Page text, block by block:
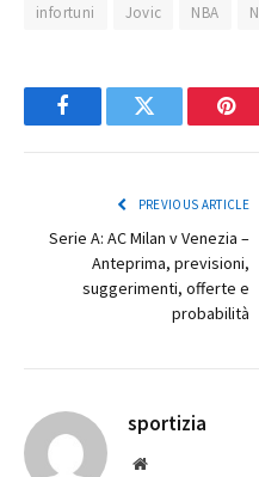
infortuni
Jovic NBA
FacebookTwitter
PREVIOUS ARTICLE
Serie A: AC Milan v Venezia –
Anteprima, previsioni,
suggerimenti, offerte e
probabilità
sportizia
Website